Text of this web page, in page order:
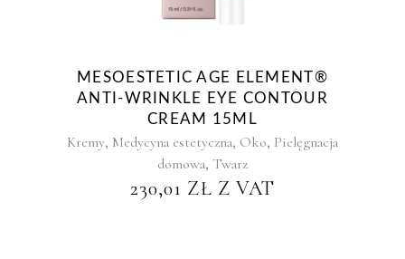
MESOESTETIC AGE ELEMENT®
ANTI-WRINKLE EYE CONTOUR
CREAM 15ML
Kremy, Medycyna estetyczna, Oko, Pielęgnacja
domowa, Twarz
230,01 ZŁ Z VAT